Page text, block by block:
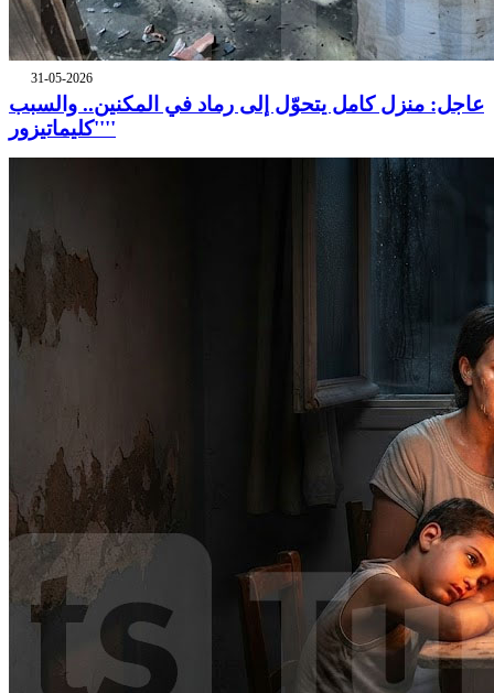
31-05-2026
عاجل: منزل كامل يتحوّل إلى رماد في المكنين.. والسبب
''كليماتيزور''